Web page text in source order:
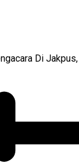
Di